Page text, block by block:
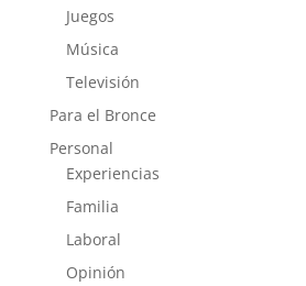
Juegos
Música
Televisión
Para el Bronce
Personal
Experiencias
Familia
Laboral
Opinión